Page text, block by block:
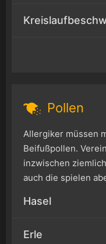
Pollen
Allergiker müssen
Beifußpollen.
inzwischen
auch die spielen
Hasel
Erle